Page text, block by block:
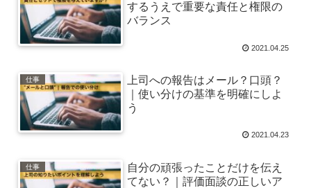
するうえで重要な責任と権限の
バランス
2021.04.25
仕事
上司への報告はメール？口頭？
｜使い分けの基準を明確にしよ
う
2021.04.23
仕事
自分の頑張ったことだけを伝え
てない？｜評価面談の正しいア